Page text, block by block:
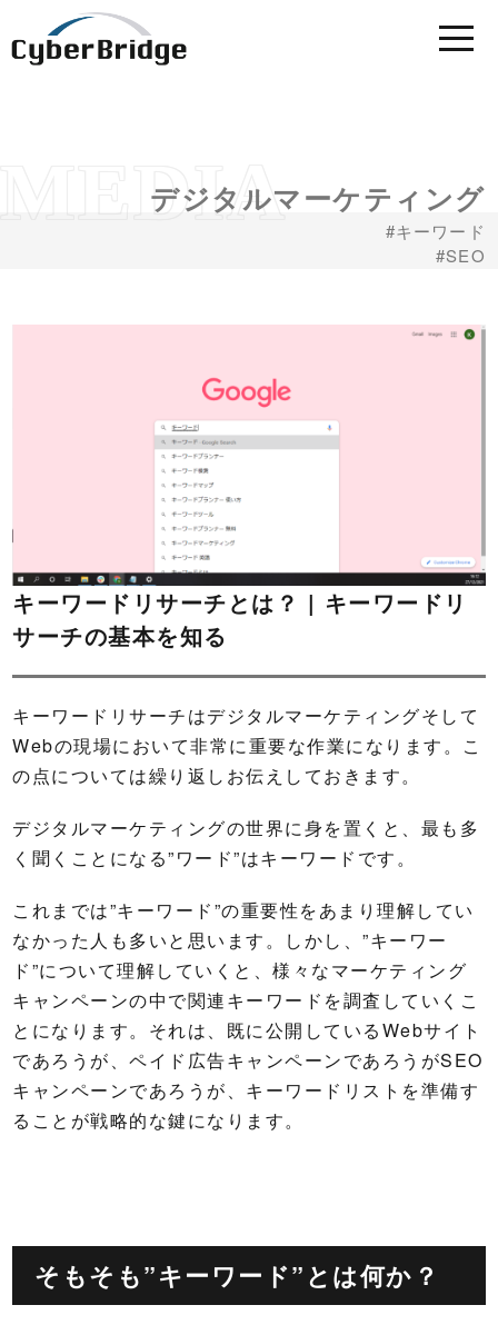
デジタルマーケティング
キーワード
SEO
キーワードリサーチとは？ | キーワードリ
サーチの基本を知る
キーワードリサーチはデジタルマーケティングそして
Webの現場において非常に重要な作業になります。こ
の点については繰り返しお伝えしておきます。
デジタルマーケティングの世界に身を置くと、最も多
く聞くことになる”ワード”はキーワードです。
これまでは”キーワード”の重要性をあまり理解してい
なかった人も多いと思います。しかし、”キーワー
ド”について理解していくと、様々なマーケティング
キャンペーンの中で関連キーワードを調査していくこ
とになります。それは、既に公開しているWebサイト
であろうが、ペイド広告キャンペーンであろうがSEO
キャンペーンであろうが、キーワードリストを準備す
ることが戦略的な鍵になります。
そもそも”キーワード”とは何か？